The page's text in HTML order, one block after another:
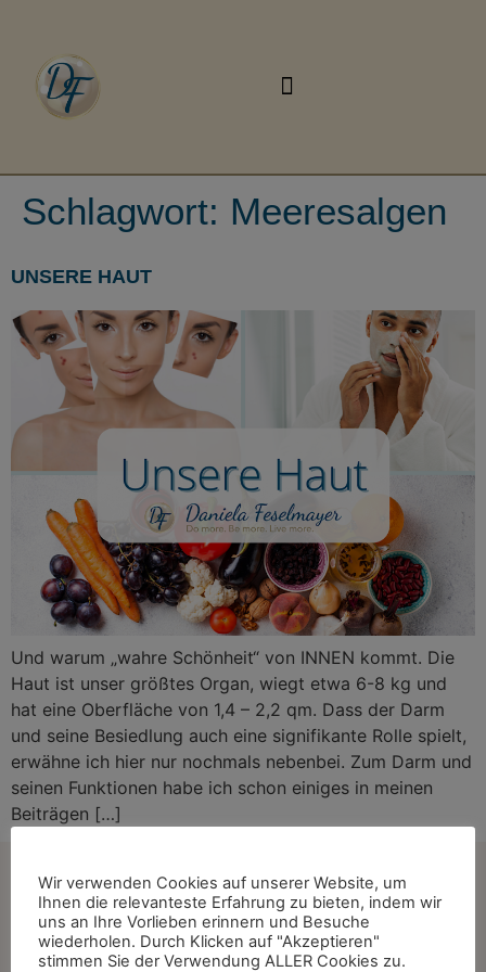
Schlagwort: Meeresalgen
UNSERE HAUT
Und warum „wahre Schönheit“ von INNEN kommt. Die
Haut ist unser größtes Organ, wiegt etwa 6-8 kg und
hat eine Oberfläche von 1,4 – 2,2 qm. Dass der Darm
und seine Besiedlung auch eine signifikante Rolle spielt,
erwähne ich hier nur nochmals nebenbei. Zum Darm und
seinen Funktionen habe ich schon einiges in meinen
Beiträgen […]
Kontakt
Wir verwenden Cookies auf unserer Website, um
Ihnen die relevanteste Erfahrung zu bieten, indem wir
uns an Ihre Vorlieben erinnern und Besuche
wiederholen. Durch Klicken auf "Akzeptieren"
stimmen Sie der Verwendung ALLER Cookies zu.